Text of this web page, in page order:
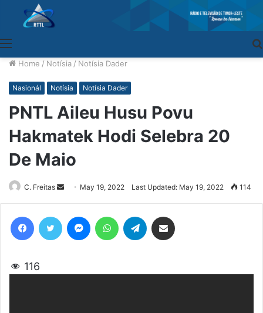
Home / Notísia / Notísia Dader
Nasionál Notísia Notísia Dader
PNTL Aileu Husu Povu
Hakmatek Hodi Selebra 20
De Maio
C. Freitas
Send
an
email
May 19, 2022 Last Updated: May 19, 2022 114
116